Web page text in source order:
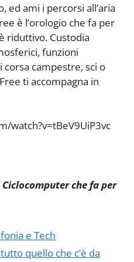
ed ami i percorsi all’aria
è l’orologio che fa per
riduttivo. Custodia
funzioni
campestre, sci o
ti accompagna in
watch?v=tBeV9UiP3vc
Ciclocomputer che fa per
e Tech
quello che c’è da